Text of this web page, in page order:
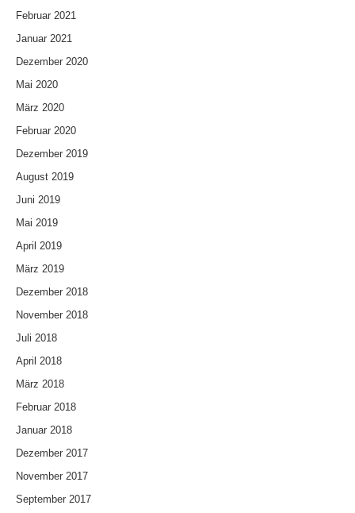
Februar 2021
Januar 2021
Dezember 2020
Mai 2020
März 2020
Februar 2020
Dezember 2019
August 2019
Juni 2019
Mai 2019
April 2019
März 2019
Dezember 2018
November 2018
Juli 2018
April 2018
März 2018
Februar 2018
Januar 2018
Dezember 2017
November 2017
September 2017